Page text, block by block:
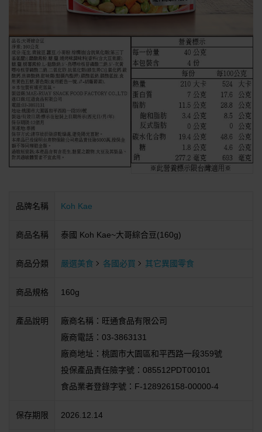
品牌名稱 Koh Kae
商品名稱 泰國 Koh Kae~大哥綜合豆(160g)
商品分類 嚴選美食 各國必買 其它異國零食
商品規格 160g
產品說明
廠商名稱：旺通食品有限公司
廠商電話：03-3863131
廠商地址：桃園市大園區和平西路一段359號
投保產品責任險字號：085512PDT00101
食品業者登錄字號：F-128926158-00000-4
保存期限 2026.12.14